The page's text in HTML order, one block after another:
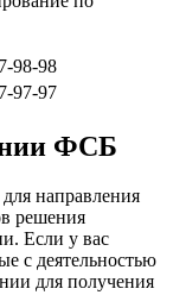
98-98
97-97
ФСБ
направления
решения
Если у вас
с деятельностью
для получения